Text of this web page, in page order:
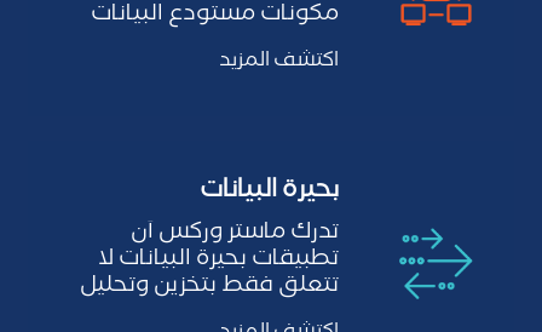
d
Background
مكونات مستودع البيانات
لتنفيذ استراتيجية فعالة
لإدارة…
اكتشف المزيد
بحيرة البيانات
تدرك ماستر وركس أن
تطبيقات بحيرة البيانات لا
تتعلق فقط بتخزين وتحليل
كميات كبيرة من البيانات…